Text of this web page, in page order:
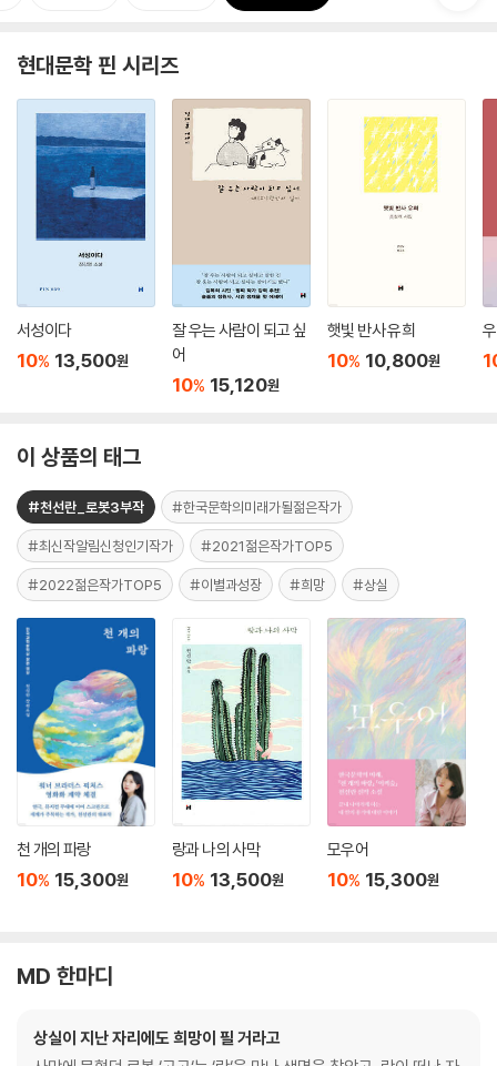
현대문학 핀 시리즈
서성이다
10% 13,500원
잘 우는 사람이 되고 싶
어
10% 15,120원
햇빛 반사 유희
10% 10,800원
이 상품의 태그
#천선란_로봇3부작 #한국문학의미래가될젊은작가
#최신작알림신청인기작가 #2021젊은작가TOP5
#2022젊은작가TOP5 #이별과성장 #희망 #상실
천 개의 파랑
10% 15,300원
랑과 나의 사막
10% 13,500원
모우어
10% 15,300원
MD 한마디
상실이 지난 자리에도 희망이 필 거라고